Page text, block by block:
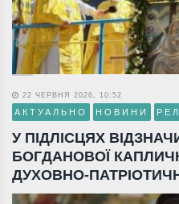
22 ЧЕРВНЯ 2026, 10:52
АКТУАЛЬНО НОВИНИ
У ПІДЛІСЦЯХ
БОГДАНОВОЇ
ДУХОВНО-